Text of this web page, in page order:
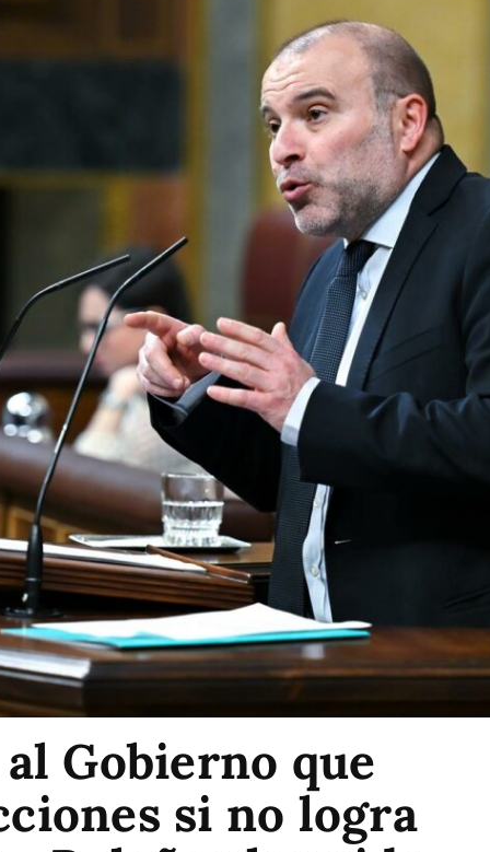
Gobierno que
si no logra